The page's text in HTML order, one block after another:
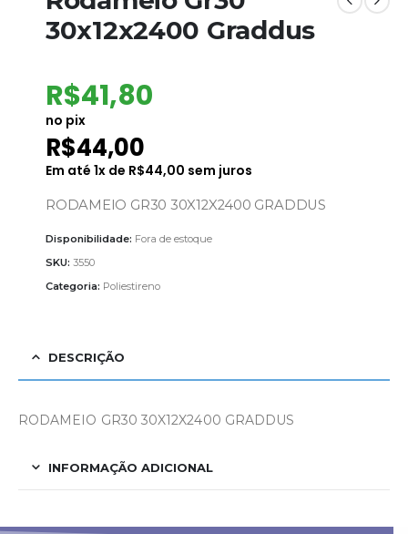
30x12x2400 Graddus
R$41,80
no pix
R$44,00
Em até 1x de R$44,00 sem juros
RODAMEIO GR30 30X12X2400 GRADDUS
Disponibilidade: Fora de estoque
SKU: 3550
Categoria: Poliestireno
DESCRIÇÃO
RODAMEIO GR30 30X12X2400 GRADDUS
INFORMAÇÃO ADICIONAL